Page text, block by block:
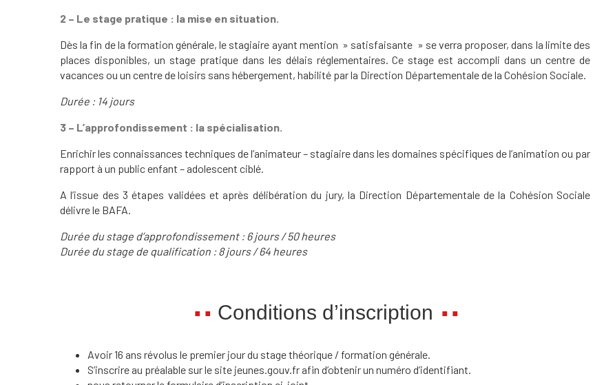
2 – Le stage pratique : la mise en situation.
Dès la fin de la formation générale, le stagiaire ayant mention » satisfaisante » se verra proposer, dans la limite des
places disponibles, un stage pratique dans les délais réglementaires. Ce stage est accompli dans un centre de
vacances ou un centre de loisirs sans hébergement, habilité par la Direction Départementale de la Cohésion Sociale.
Durée : 14 jours
3 – L’approfondissement : la spécialisation.
Enrichir les connaissances techniques de l’animateur – stagiaire dans les domaines spécifiques de l’animation ou par
rapport à un public enfant – adolescent ciblé.
A l’issue des 3 étapes validées et après délibération du jury, la Direction Départementale de la Cohésion Sociale
délivre le BAFA.
Durée du stage d’approfondissement : 6 jours / 50 heures
Durée du stage de qualification : 8 jours / 64 heures
Conditions d’inscription
Avoir 16 ans révolus le premier jour du stage théorique / formation générale.
S’inscrire au préalable sur le site jeunes.gouv.fr afin d’obtenir un numéro d’identifiant.